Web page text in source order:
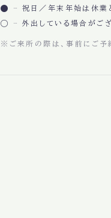
祝日／年末年始は休業と
外出している場合がござ
※ご来所の際は、事前にご予